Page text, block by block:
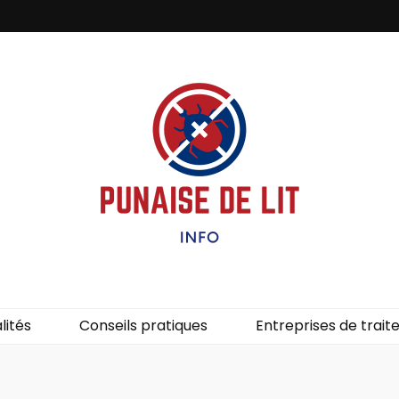
Conseils pratiques Entreprises de